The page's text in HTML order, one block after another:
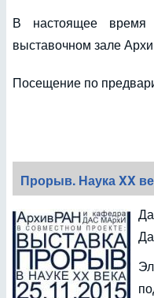
В настоящее время
выставочном зале
Посещение по
Прорыв. Наука XX